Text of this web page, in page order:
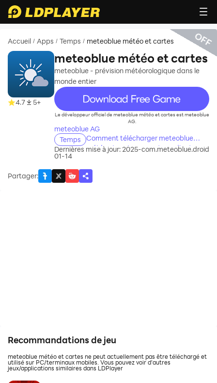
Accueil / Apps / Temps / meteoblue météo et cartes
4.7 5+
meteoblue météo et cartes
meteoblue - prévision météorologique dans le
monde entier
recommend
Le développeur officiel de meteoblue météo et cartes est meteoblue
AG.
meteoblue AG
Temps
Comment télécharger meteoblue
météo et cartes sur votre ordinateur
Dernières mise à jour: 2025-
01-14
com.meteoblue.droid
Partager:
OFF
Recommandations de jeu
meteoblue météo et cartes ne peut actuellement pas être téléchargé et
utilisé sur PC/terminaux mobiles. Vous pouvez voir d'autres
jeux/applications similaires dans LDPlayer